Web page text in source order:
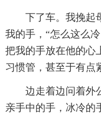
下了车。我挽起
我的手，“怎么这么
把我的手放在他的心
习惯管，甚至于有点
边走着边问着外
亲手中的手，冰冷的